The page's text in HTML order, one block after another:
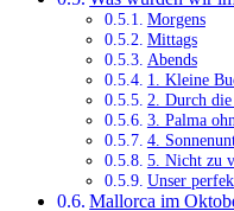
Morgens
Mittags
Abends
1. Kleine
2. Durch
3. Palma
4.
5. Nicht zu
Unser
Mallorca im